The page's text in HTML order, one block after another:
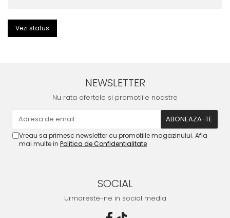
Vezi status
NEWSLETTER
Nu rata ofertele si promotiile noastre
Vreau sa primesc newsletter cu promotiile magazinului. Afla
mai multe in Politica de Confidentialitate
SOCIAL
Urmareste-ne in social media